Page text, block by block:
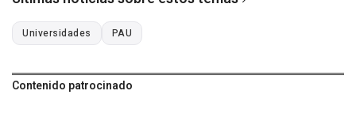
Universidades PAU
Contenido patrocinado